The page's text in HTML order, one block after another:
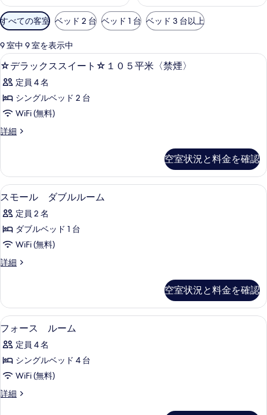
利
用
可
能
な
客
室
の
り
条
件
すべての客室 ベッド 2 台 ベッド 1 台 ベッド 3 台以上
9 室中 9 室を表示中
☆
デ
ラ
ッ
ク
ス
イ
ー
ト
☆
１
０
５
〈禁
煙〉
の
す
べ
て
の
1 室のベッドルーム、羽毛の掛け布
1
☆デラックススイート☆１０５平米〈禁煙〉
定員 4 名
シングルベッド 2 台
WiFi (無料)
詳細
☆
ク
ス
ス
ー
ト
１
０
５
〈禁
煙〉
の
詳
細
空室状況と料金を確認
ス
モ
ー
ル
ブ
ル
ー
ム
の
す
べ
て
1 室のベッドルーム、羽毛の掛け布
1
スモール ダブルルーム
定員 2 名
ダブルベッド 1 台
WiFi (無料)
詳細
ス
ダ
ブ
ル
ー
ム
詳
細
空室状況と料金を確認
フ
ォ
ー
ス
ー
1 室のベッドルーム、羽毛の掛け布
1
フォース ルーム
定員 4 名
シングルベッド 4 台
WiFi (無料)
詳細
フ